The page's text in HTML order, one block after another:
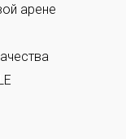
арене